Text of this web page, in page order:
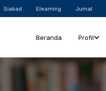
Siakad Elearning Jurnal
Beranda Profil